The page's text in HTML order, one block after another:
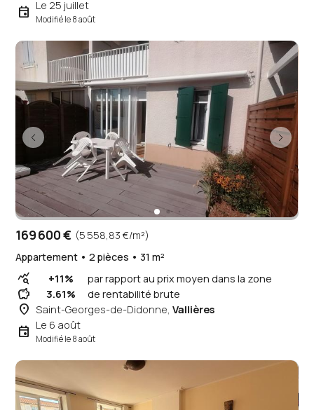
event Le 25 juillet
Modifié le 8 août
169 600 € (5 558,83 €/m²)
Appartement • 2 pièces • 31 m²
query_stats +11% par rapport au prix moyen dans la zone
savings 3.61% de rentabilité brute
place Saint-Georges-de-Didonne,Vallières
event Le 6 août
Modifié le 8 août